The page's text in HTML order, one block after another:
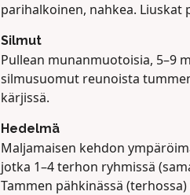
parihalkoinen, nahkea. Liuskat
Silmut
Pullean munanmuotoisia, 5–9
silmusuomut reunoista
kärjissä.
Hedelmä
Maljamaisen kehdon
jotka 1–4 terhon ryhmissä
Tammen pähkinässä